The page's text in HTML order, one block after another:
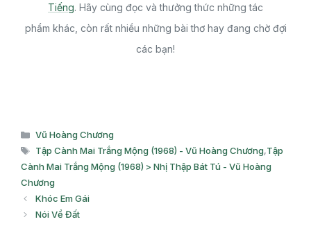
Tiếng. Hãy cùng đọc và thưởng thức những tác
phẩm khác, còn rất nhiều những bài thơ hay đang chờ đợi
các bạn!
Danh
mục
Vũ Hoàng Chương
Thẻ
Tập Cành Mai Trắng Mộng (1968) - Vũ Hoàng Chương,Tập
Cành Mai Trắng Mộng (1968) > Nhị Thập Bát Tú - Vũ Hoàng
Chương
Khóc Em Gái
Nói Về Đất